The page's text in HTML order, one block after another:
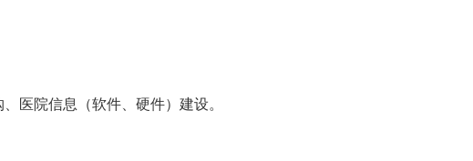
医院信息（软件、硬件）建设。